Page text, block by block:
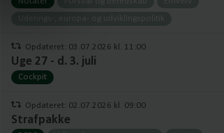
Udenrigs-, europa- og udviklingspolitik
Opdateret: 03.07.2026 kl. 11:00
Uge 27 - d. 3. juli
Cockpit
Opdateret: 02.07.2026 kl. 09:00
Strafpakke